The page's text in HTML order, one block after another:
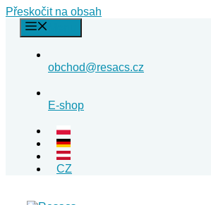
Přeskočit na obsah
obchod@resacs.cz
E-shop
CZ